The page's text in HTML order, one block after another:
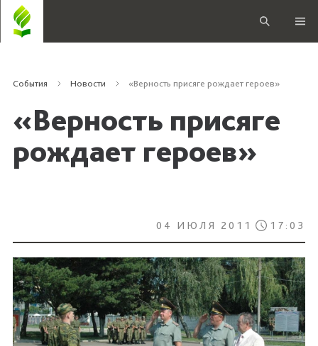
События Новости «Верность присяге рождает героев»
«Верность присяге
рождает героев»
04 ИЮЛЯ 2011 17:03